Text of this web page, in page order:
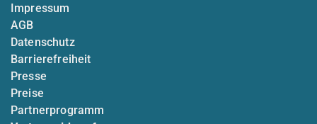
Impressum
AGB
Datenschutz
Barrierefreiheit
Presse
Preise
Partnerprogramm